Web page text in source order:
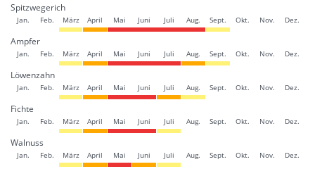
Spitzwegerich
Jan. Feb. März April Mai Juni Juli Aug. Sept. Okt. Nov. Dez.
Ampfer
Jan. Feb. März April Mai Juni Juli Aug. Sept. Okt. Nov. Dez.
Löwenzahn
Jan. Feb. März April Mai Juni Juli Aug. Sept. Okt. Nov. Dez.
Fichte
Jan. Feb. März April Mai Juni Juli Aug. Sept. Okt. Nov. Dez.
Walnuss
Jan. Feb. März April Mai Juni Juli Aug. Sept. Okt. Nov. Dez.